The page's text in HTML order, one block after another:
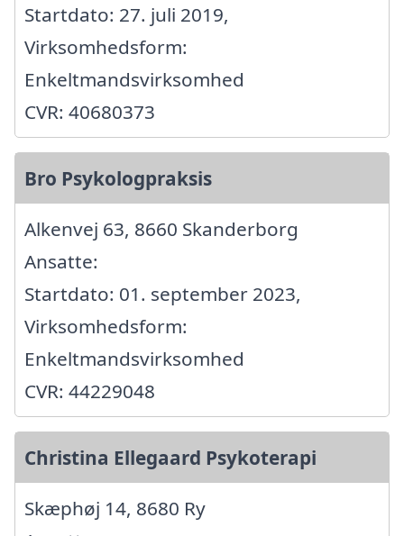
Startdato: 27. juli 2019,
Virksomhedsform:
Enkeltmandsvirksomhed
CVR: 40680373
Bro Psykologpraksis
Alkenvej 63, 8660 Skanderborg
Ansatte:
Startdato: 01. september 2023,
Virksomhedsform:
Enkeltmandsvirksomhed
CVR: 44229048
Christina Ellegaard Psykoterapi
Skæphøj 14, 8680 Ry